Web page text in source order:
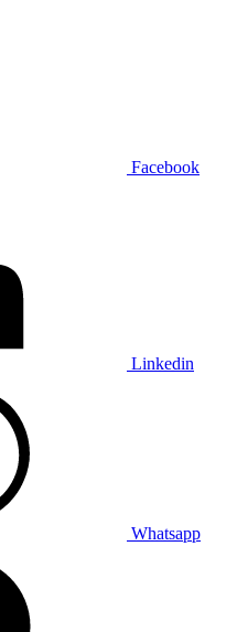
Facebook
Linkedin
Whatsapp